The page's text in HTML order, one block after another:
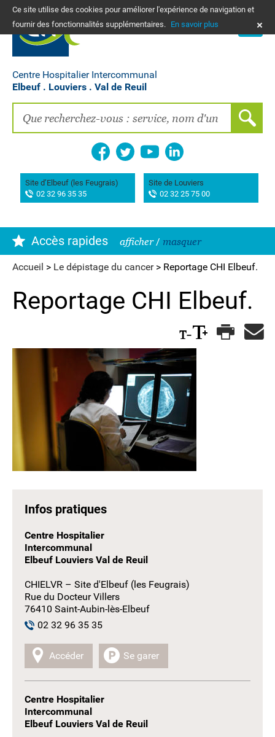
Ce site utilise des cookies pour améliorer l'expérience de navigation et
fournir des fonctionnalités supplémentaires. En savoir plus
Centre Hospitalier Intercommunal
Elbeuf . Louviers . Val de Reuil
Site d’Elbeuf (les Feugrais)
02 32 96 35 35
Site de Louviers
02 32 25 75 00
PLANS
PATIENTS, PROCHES, PROFESSIONNELS
EMPLOIS
Accès rapides afficher/ masquer
Vos frais de santé & paiement en ligne
Recherche clinique
La Maison des femmes
Association AIMES
Hôpital de Bourg-Achard Pierre Hurabielle
Accueil > Le dépistage du cancer> Reportage CHI Elbeuf.
Reportage CHI Elbeuf.
Infos pratiques
Centre Hospitalier
Intercommunal
Elbeuf Louviers Val de Reuil
CHIELVR – Site d'Elbeuf (les Feugrais)
Rue du Docteur Villers
76410 Saint-Aubin-lès-Elbeuf
02 32 96 35 35
Accéder Se garer
Centre Hospitalier
Intercommunal
Elbeuf Louviers Val de Reuil